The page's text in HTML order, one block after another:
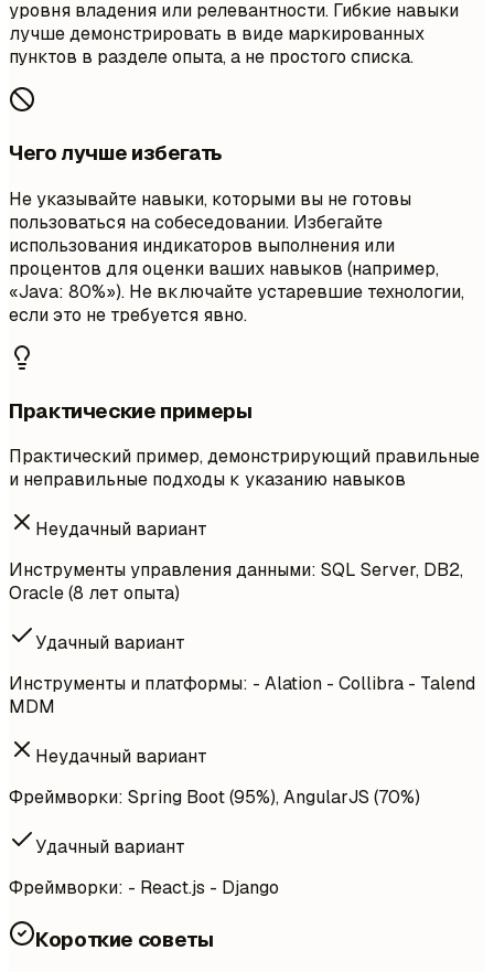
уровня владения или релевантности. Гибкие навыки
лучше демонстрировать в виде маркированных
пунктов в разделе опыта, а не простого списка.
Чего лучше избегать
Не указывайте навыки, которыми вы не готовы
пользоваться на собеседовании. Избегайте
использования индикаторов выполнения или
процентов для оценки ваших навыков (например,
«Java: 80%»). Не включайте устаревшие технологии,
если это не требуется явно.
Практические примеры
Практический пример, демонстрирующий правильные
и неправильные подходы к указанию навыков
Неудачный вариант
Инструменты управления данными: SQL Server, DB2,
Oracle (8 лет опыта)
Удачный вариант
Инструменты и платформы: - Alation - Collibra - Talend
MDM
Неудачный вариант
Фреймворки: Spring Boot (95%), AngularJS (70%)
Удачный вариант
Фреймворки: - React.js - Django
Короткие советы